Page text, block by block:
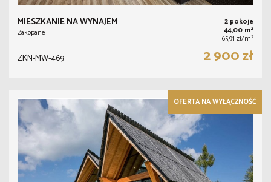
MIESZKANIE NA WYNAJEM
Zakopane
2 pokoje
44,00 m2
65,91 zł/m2
ZKN-MW-469 2 900 zł
OFERTA NA WYŁĄCZNOŚĆ